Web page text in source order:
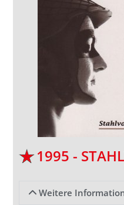
1995 -
Weitere